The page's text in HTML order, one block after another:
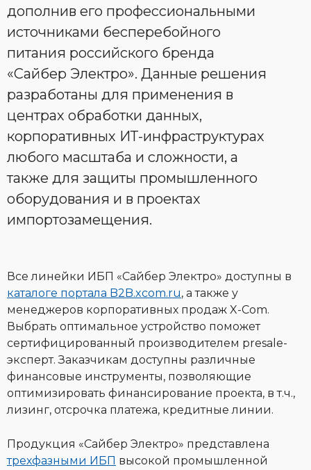
дополнив его профессиональными
источниками бесперебойного
питания российского бренда
«Сайбер Электро». Данные решения
разработаны для применения в
центрах обработки данных,
корпоративных ИТ-инфраструктурах
любого масштаба и сложности, а
также для защиты промышленного
оборудования и в проектах
импортозамещения.
Все линейки ИБП «Сайбер Электро» доступны в
каталоге портала B2B.xcom.ru, а также у
менеджеров корпоративных продаж X-Com.
Выбрать оптимальное устройство поможет
сертифицированный производителем presale-
эксперт. Заказчикам доступны различные
финансовые инструменты, позволяющие
оптимизировать финансирование проекта, в т.ч.,
лизинг, отсрочка платежа, кредитные линии.
Продукция «Сайбер Электро» представлена
трехфазными ИБП высокой промышленной